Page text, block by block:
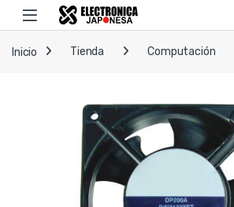
Skip to navigation
Skip to content
Open
Inicio Tienda Computación